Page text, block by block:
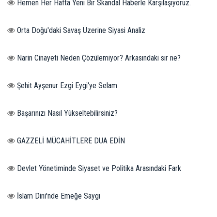
Hemen Her Hafta Yeni Bir Skandal Haberle Karşılaşıyoruz.
Orta Doğu'daki Savaş Üzerine Siyasi Analiz
Narin Cinayeti Neden Çözülemiyor? Arkasındaki sır ne?
Şehit Ayşenur Ezgi Eygi'ye Selam
Başarınızı Nasıl Yükseltebilirsiniz?
GAZZELİ MÜCAHİTLERE DUA EDİN
Devlet Yönetiminde Siyaset ve Politika Arasındaki Fark
İslam Dini'nde Emeğe Saygı